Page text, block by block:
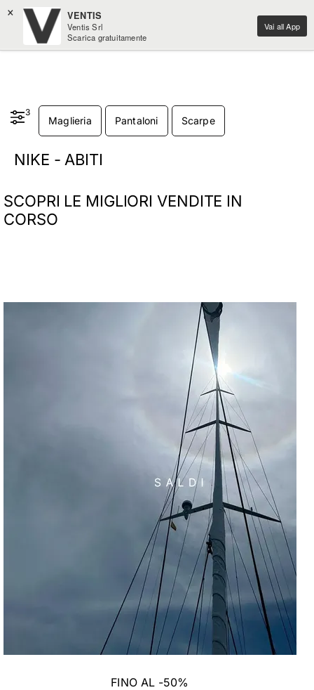
× VENTIS
Ventis Srl
Scarica gratuitamente
Vai all App
3
Maglieria Pantaloni Scarpe
NIKE - ABITI
SCOPRI LE MIGLIORI VENDITE IN
CORSO
FINO AL -50%